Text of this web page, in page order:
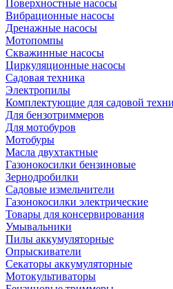
Поверхностные насосы
Вибрационные насосы
Дренажные насосы
Мотопомпы
Скважинные насосы
Циркуляционные насосы
Садовая техника
Электропилы
Комплектующие для садовой
Для бензотриммеров
Для мотобуров
Мотобуры
Масла двухтактные
Газонокосилки бензиновые
Зернодробилки
Садовые измельчители
Газонокосилки электрические
Товары для консервирования
Умывальники
Пилы аккумуляторные
Опрыскиватели
Секаторы аккумуляторные
Мотокультиваторы